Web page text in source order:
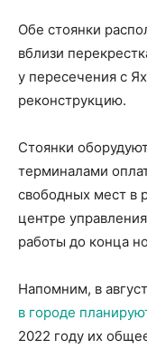
Обе стоянки
вблизи
у пересечения с
реконструкцию.
Стоянки
терминалами
свободных мест в
центре
работы до конца
Напомним, в
в городе
2022 году их